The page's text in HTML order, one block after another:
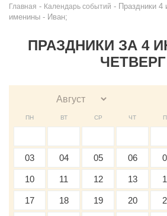
Главная - Календарь событий - Праздники
именины - Иван;
ПРАЗДНИКИ ЗА 4
ЧЕТВЕРГ
ПН ВТ СР ЧТ
03 04 05 06
10 11 12 13
17 18 19 20